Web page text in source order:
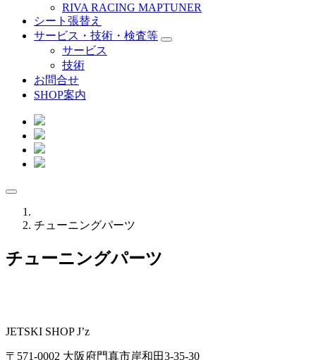
RIVA RACING MAPTUNER
シート張替え
サービス・技術・検査等
サービス
技術
お問合せ
SHOP案内
チューニングパーツ
チューニングパーツ
JETSKI SHOP J’z
〒571-0002 大阪府門真市岸和田3-35-30